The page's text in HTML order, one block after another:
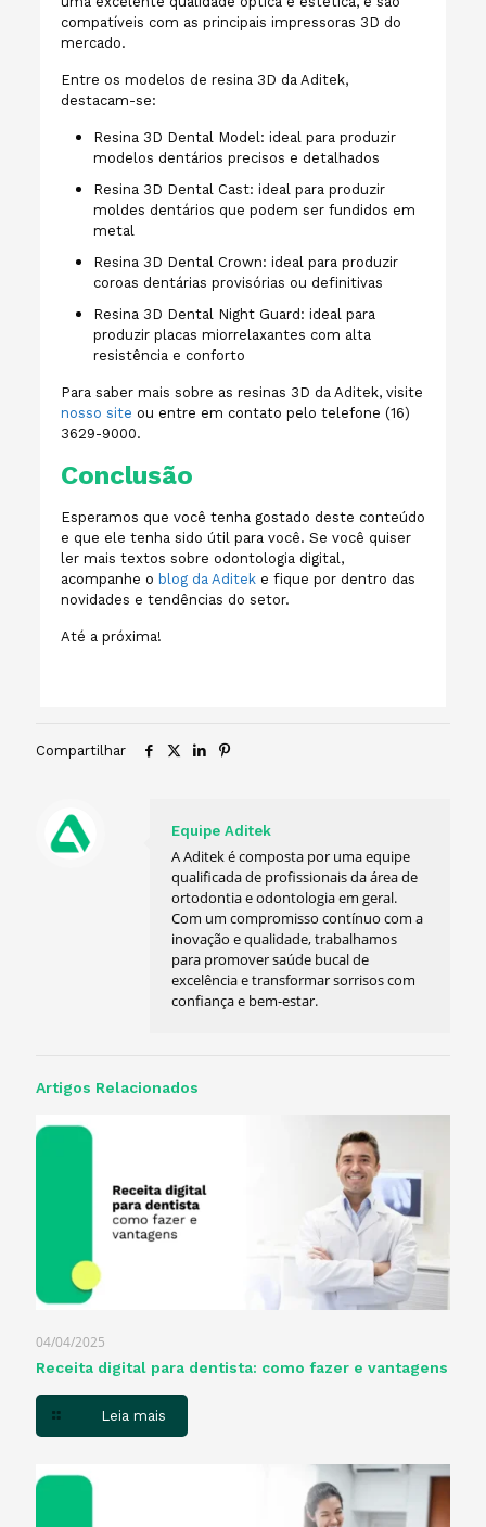
compatíveis com as principais impressoras 3D do
mercado.
Entre os modelos de resina 3D da Aditek,
destacam-se:
Resina 3D Dental Model: ideal para produzir
modelos dentários precisos e detalhados
Resina 3D Dental Cast: ideal para produzir
moldes dentários que podem ser fundidos em
metal
Resina 3D Dental Crown: ideal para produzir
coroas dentárias provisórias ou definitivas
Resina 3D Dental Night Guard: ideal para
produzir placas miorrelaxantes com alta
resistência e conforto
Para saber mais sobre as resinas 3D da Aditek, visite
nosso site ou entre em contato pelo telefone (16)
3629-9000.
Conclusão
Esperamos que você tenha gostado deste conteúdo
e que ele tenha sido útil para você. Se você quiser
ler mais textos sobre odontologia digital,
acompanhe o blog da Aditeke fique por dentro das
novidades e tendências do setor.
Até a próxima!
Compartilhar
Equipe Aditek
A Aditek é composta por uma equipe
qualificada de profissionais da área de
ortodontia e odontologia em geral.
Com um compromisso contínuo com a
inovação e qualidade, trabalhamos
para promover saúde bucal de
excelência e transformar sorrisos com
confiança e bem-estar.
Artigos Relacionados
04/04/2025
Receita digital para dentista​: como fazer e vantagens
Leia mais